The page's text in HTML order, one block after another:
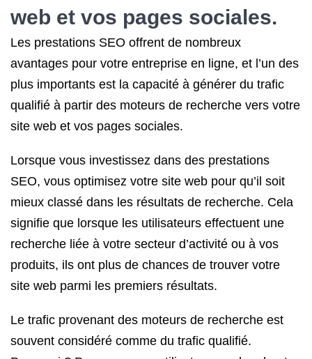
web et vos pages sociales.
Les prestations SEO offrent de nombreux
avantages pour votre entreprise en ligne, et l’un des
plus importants est la capacité à générer du trafic
qualifié à partir des moteurs de recherche vers votre
site web et vos pages sociales.
Lorsque vous investissez dans des prestations
SEO, vous optimisez votre site web pour qu’il soit
mieux classé dans les résultats de recherche. Cela
signifie que lorsque les utilisateurs effectuent une
recherche liée à votre secteur d’activité ou à vos
produits, ils ont plus de chances de trouver votre
site web parmi les premiers résultats.
Le trafic provenant des moteurs de recherche est
souvent considéré comme du trafic qualifié.